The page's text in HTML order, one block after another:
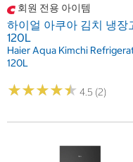
회원 전용 아이템
하이얼 아쿠아 김치 냉장
120L
Haier Aqua Kimchi
120L
★★★★★
★★★★★ 4.5 (2)